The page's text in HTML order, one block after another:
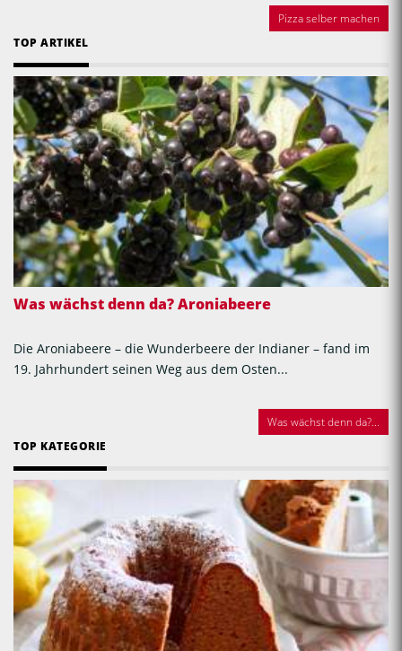
Pizza selber machen
TOP ARTIKEL
Was wächst denn da? Aroniabeere
Die Aroniabeere – die Wunderbeere der Indianer – fand im
19. Jahrhundert seinen Weg aus dem Osten...
Was wächst denn da?...
TOP KATEGORIE